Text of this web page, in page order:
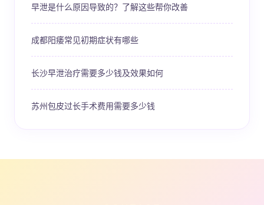
早泄是什么原因导致的？了解这些帮你改善
成都阳痿常见初期症状有哪些
长沙早泄治疗需要多少钱及效果如何
苏州包皮过长手术费用需要多少钱